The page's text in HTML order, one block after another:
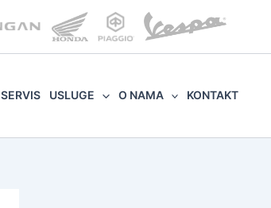
SERVIS USLUGE O NAMA KONTAKT